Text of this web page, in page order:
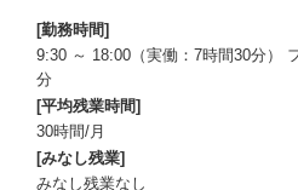
[勤務時間]
9:30 ～ 18:00（実働：7時間30分）
分
[平均残業時間]
30時間/月
[みなし残業]
みなし残業なし